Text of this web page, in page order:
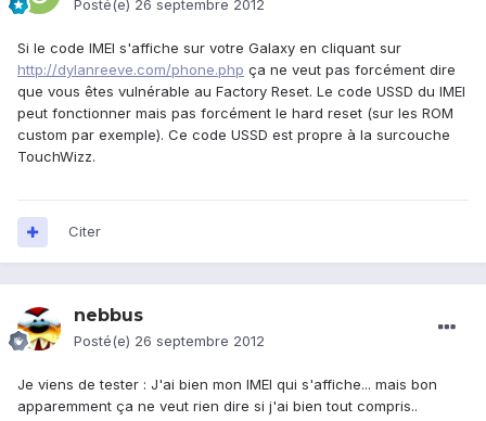
Posté(e) 26 septembre 2012
Si le code IMEI s'affiche sur votre Galaxy en cliquant sur
http://dylanreeve.com/phone.php ça ne veut pas forcément dire
que vous êtes vulnérable au Factory Reset. Le code USSD du IMEI
peut fonctionner mais pas forcément le hard reset (sur les ROM
custom par exemple). Ce code USSD est propre à la surcouche
TouchWizz.
Citer
nebbus
Posté(e) 26 septembre 2012
Je viens de tester : J'ai bien mon IMEI qui s'affiche... mais bon
apparemment ça ne veut rien dire si j'ai bien tout compris..